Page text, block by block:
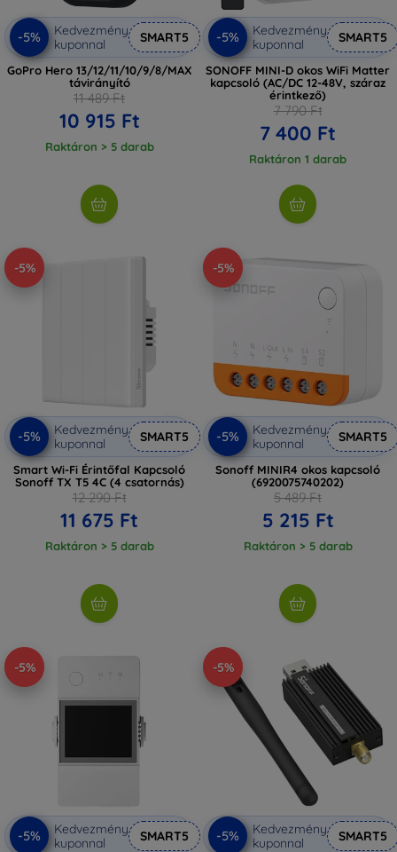
-5%
Kedvezmény
kuponnal
SMART5
GoPro Hero 13/12/11/10/9/8/MAX
távirányító
11 489 Ft
10 915 Ft
Raktáron > 5 darab
-5%
Kedvezmény
kuponnal
SMART5
SONOFF MINI-D okos WiFi Matter
kapcsoló (AC/DC 12-48V, száraz
érintkező)
7 790 Ft
7 400 Ft
Raktáron 1 darab
-5%
-5%
Kedvezmény
kuponnal
SMART5
Smart Wi-Fi Érintőfal Kapcsoló
Sonoff TX T5 4C (4 csatornás)
12 290 Ft
11 675 Ft
Raktáron > 5 darab
-5%
-5%
Kedvezmény
kuponnal
SMART5
Sonoff MINIR4 okos kapcsoló
(6920075740202)
5 489 Ft
5 215 Ft
Raktáron > 5 darab
-5%
-5%
Kedvezmény
kuponnal
SMART5
-5%
-5%
Kedvezmény
kuponnal
SMART5